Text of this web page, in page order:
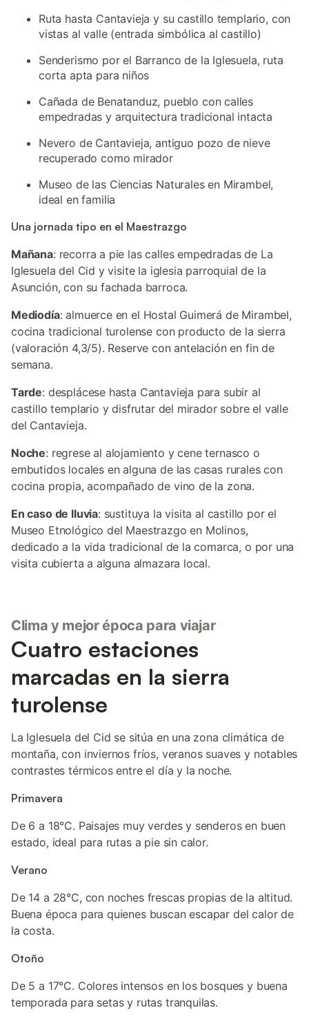
Ruta hasta Cantavieja y su castillo templario, con
vistas al valle (entrada simbólica al castillo)
Senderismo por el Barranco de la Iglesuela, ruta
corta apta para niños
Cañada de Benatanduz, pueblo con calles
empedradas y arquitectura tradicional intacta
Nevero de Cantavieja, antiguo pozo de nieve
recuperado como mirador
Museo de las Ciencias Naturales en Mirambel,
ideal en familia
Una jornada tipo en el Maestrazgo
Mañana: recorra a pie las calles empedradas de La
Iglesuela del Cid y visite la iglesia parroquial de la
Asunción, con su fachada barroca.
Mediodía: almuerce en el Hostal Guimerá de Mirambel,
cocina tradicional turolense con producto de la sierra
(valoración 4,3/5). Reserve con antelación en fin de
semana.
Tarde: desplácese hasta Cantavieja para subir al
castillo templario y disfrutar del mirador sobre el valle
del Cantavieja.
Noche: regrese al alojamiento y cene ternasco o
embutidos locales en alguna de las casas rurales con
cocina propia, acompañado de vino de la zona.
En caso de lluvia: sustituya la visita al castillo por el
Museo Etnológico del Maestrazgo en Molinos,
dedicado a la vida tradicional de la comarca, o por una
visita cubierta a alguna almazara local.
Clima y mejor época para viajar
Cuatro estaciones
marcadas en la sierra
turolense
La Iglesuela del Cid se sitúa en una zona climática de
montaña, con inviernos fríos, veranos suaves y notables
contrastes térmicos entre el día y la noche.
Primavera
De 6 a 18°C. Paisajes muy verdes y senderos en buen
estado, ideal para rutas a pie sin calor.
Verano
De 14 a 28°C, con noches frescas propias de la altitud.
Buena época para quienes buscan escapar del calor de
la costa.
Otoño
De 5 a 17°C. Colores intensos en los bosques y buena
temporada para setas y rutas tranquilas.